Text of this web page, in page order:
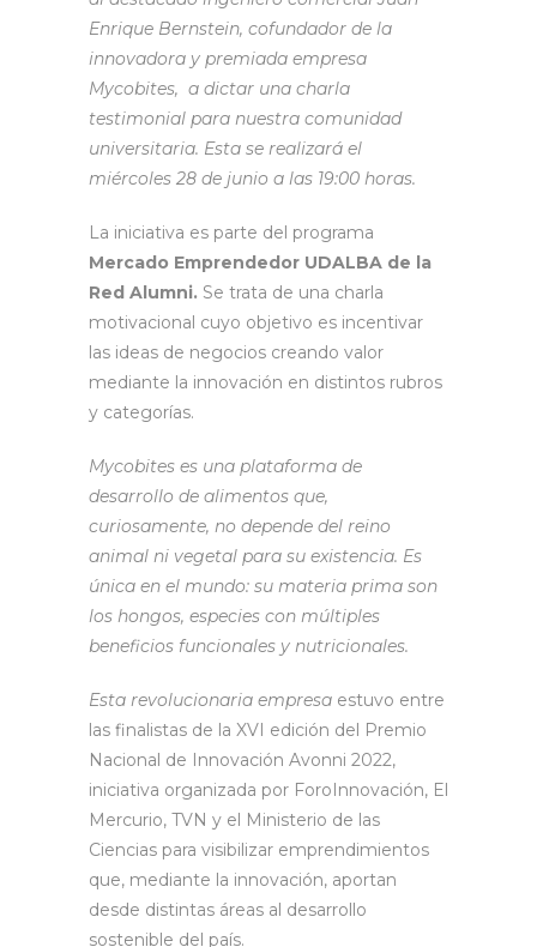
Enrique Bernstein, cofundador de la
innovadora y premiada empresa
Mycobites, a dictar una charla
testimonial para nuestra comunidad
universitaria. Esta se realizará el
miércoles 28 de junio a las 19:00 horas.
La iniciativa es parte del programa
Mercado Emprendedor UDALBA de la
Red Alumni. Se trata de una charla
motivacional cuyo objetivo es incentivar
las ideas de negocios creando valor
mediante la innovación en distintos rubros
y categorías.
Mycobites es una plataforma de
desarrollo de alimentos que,
curiosamente, no depende del reino
animal ni vegetal para su existencia. Es
única en el mundo: su materia prima son
los hongos, especies con múltiples
beneficios funcionales y nutricionales.
Esta revolucionaria empresa estuvo entre
las finalistas de la XVI edición del Premio
Nacional de Innovación Avonni 2022,
iniciativa organizada por ForoInnovación, El
Mercurio, TVN y el Ministerio de las
Ciencias para visibilizar emprendimientos
que, mediante la innovación, aportan
desde distintas áreas al desarrollo
sostenible del país.